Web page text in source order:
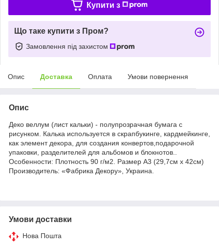
Купити з
Що таке купити з Пром?
Замовлення під захистом
Опис Доставка Оплата Умови повернення
Опис
Деко веллум (лист кальки) - полупрозрачная бумага с
рисунком. Калька используется в скрапбукинге, кардмейкинге,
как элемент декора, для создания конвертов,подарочной
упаковки, разделителей для альбомов и блокнотов..
Особенности: Плотность 90 г/м2. Размер А3 (29,7см х 42см)
Производитель: «Фабрика Декору», Украина.
Умови доставки
Нова Пошта